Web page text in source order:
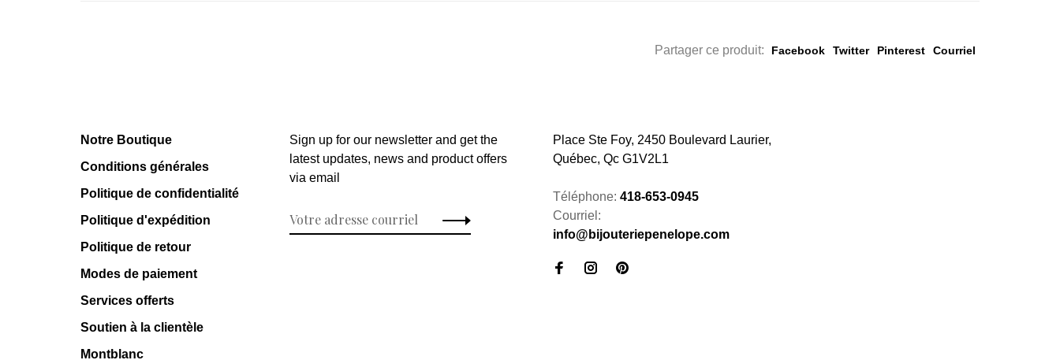
Partager ce produit: Facebook Twitter Pinterest Courriel
Notre Boutique
Conditions générales
Politique de confidentialité
Politique d'expédition
Politique de retour
Modes de paiement
Services offerts
Soutien à la clientèle
Montblanc
Sign up for our newsletter and get the
latest updates, news and product offers
via email
Place Ste Foy, 2450 Boulevard Laurier,
Québec, Qc G1V2L1
Téléphone: 418-653-0945
Courriel:
info@bijouteriepenelope.com